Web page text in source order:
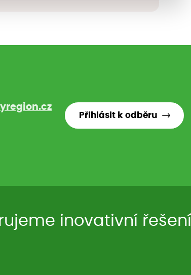
Přihlásit k odběru
inovativní řešení